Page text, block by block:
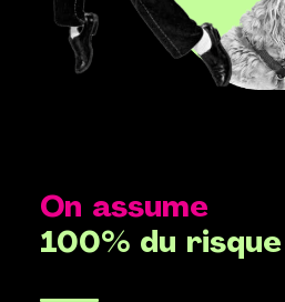
On assume
100% du risque